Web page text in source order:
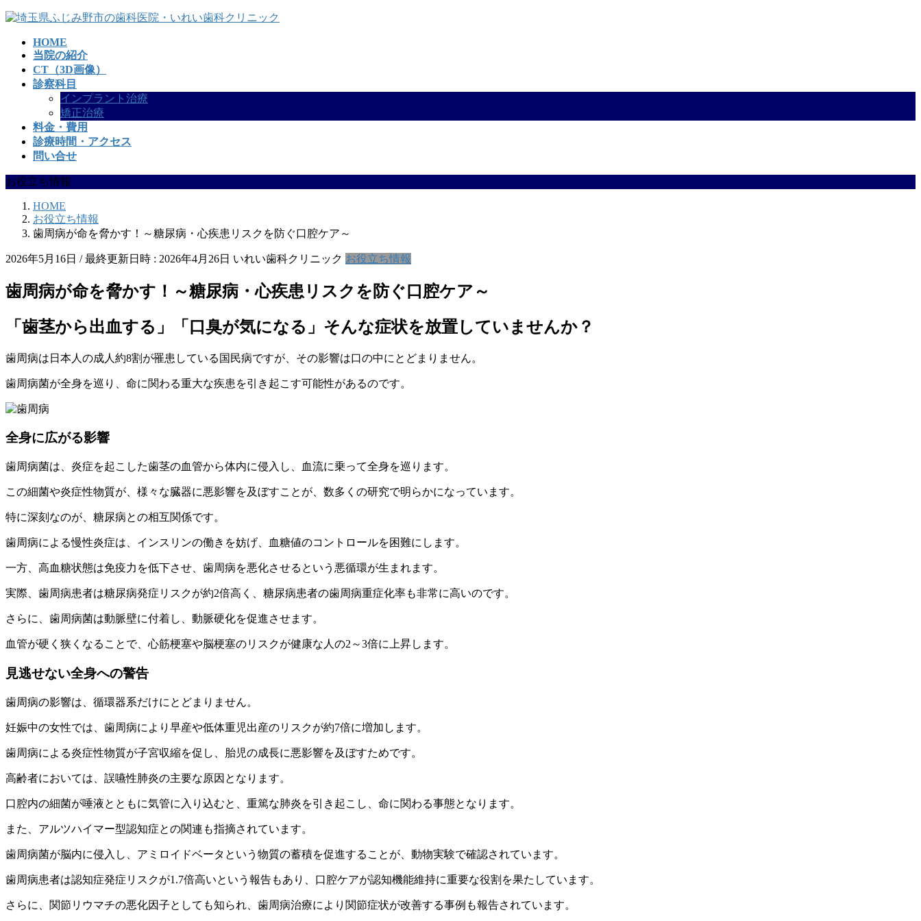
コ
ナ
HOME
当院の紹介
CT（3D画像）
診察科目
インプラント治療
矯正治療
料金・費用
診療時間・アクセス
問い合せ
お役立ち情報
HOME
お役立ち情報
歯周病が命を脅かす！～糖尿病・心疾患リスクを防ぐ口腔ケア～
2026年5月16日 / 最終更新日時 : 2026年4月26日 いれい歯科クリニック お役立ち情報
歯周病が命を脅かす！～糖尿病・心疾患リスクを防ぐ口腔ケア～
「歯茎から出血する」「口臭が気になる」そんな症状を放置していませんか？
歯周病は日本人の成人約8割が罹患している国民病ですが、その影響は口の中にとどまりません。
歯周病菌が全身を巡り、命に関わる重大な疾患を引き起こす可能性があるのです。
全身に広がる影響
歯周病菌は、炎症を起こした歯茎の血管から体内に侵入し、血流に乗って全身を巡ります。
この細菌や炎症性物質が、様々な臓器に悪影響を及ぼすことが、数多くの研究で明らかになっています。
特に深刻なのが、糖尿病との相互関係です。
歯周病による慢性炎症は、インスリンの働きを妨げ、血糖値のコントロールを困難にします。
一方、高血糖状態は免疫力を低下させ、歯周病を悪化させるという悪循環が生まれます。
実際、歯周病患者は糖尿病発症リスクが約2倍高く、糖尿病患者の歯周病重症化率も非常に高いのです。
さらに、歯周病菌は動脈壁に付着し、動脈硬化を促進させます。
血管が硬く狭くなることで、心筋梗塞や脳梗塞のリスクが健康な人の2～3倍に上昇します。
見逃せない全身への警告
歯周病の影響は、循環器系だけにとどまりません。
妊娠中の女性では、歯周病により早産や低体重児出産のリスクが約7倍に増加します。
歯周病による炎症性物質が子宮収縮を促し、胎児の成長に悪影響を及ぼすためです。
高齢者においては、誤嚥性肺炎の主要な原因となります。
口腔内の細菌が唾液とともに気管に入り込むと、重篤な肺炎を引き起こし、命に関わる事態となります。
また、アルツハイマー型認知症との関連も指摘されています。
歯周病菌が脳内に侵入し、アミロイドベータという物質の蓄積を促進することが、動物実験で確認されています。
歯周病患者は認知症発症リスクが1.7倍高いという報告もあり、口腔ケアが認知機能維持に重要な役割を果たしています。
さらに、関節リウマチの悪化因子としても知られ、歯周病治療により関節症状が改善する事例も報告されています。